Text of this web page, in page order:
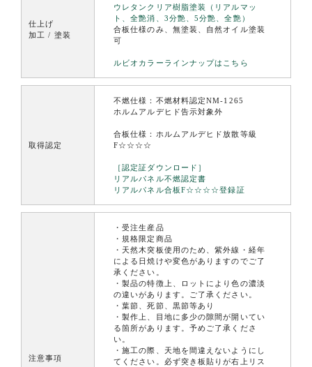
仕上げ
加工 / 塗装
ウレタンクリア樹脂塗装（リアルマッ
ト、全艶消、3分艶、5分艶、全艶）
合板仕様のみ、無塗装、自然オイル塗装
可
ルビオカラーラインナップはこちら
取得認定
不燃仕様：不燃材料認定NM-1265
ホルムアルデヒド告示対象外
合板仕様：ホルムアルデヒド放散等級
F☆☆☆☆
［認定証ダウンロード］
リアルパネル不燃認定書
リアルパネル合板F☆☆☆☆登録証
注意事項
・受注生産品
・規格限定商品
・天然木突板使用のため、紫外線・経年
による日焼けや変色がありますのでご了
承ください。
・製品の特徴上、ロットにより色の濃淡
の違いがあります。ご了承ください。
・葉節、死節、黒節等あり
・製作上、目地に多少の隙間が開いてい
る箇所があります。予めご了承くださ
い。
・施工の際、天地を間違えないようにし
てください。必ず突き板貼りが右上リス